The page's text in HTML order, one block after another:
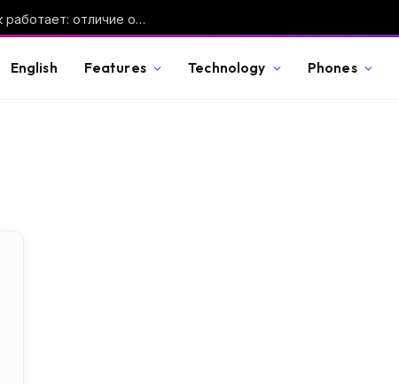
Дрон-камикадзе — что это такое и как работает: отличие от FPV-дрона, ракеты и барражирующего боеприпаса
English Features Technology Phones